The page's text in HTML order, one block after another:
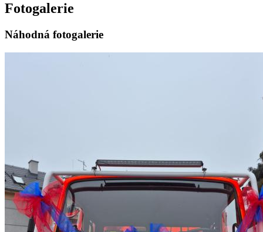
Fotogalerie
Náhodná fotogalerie